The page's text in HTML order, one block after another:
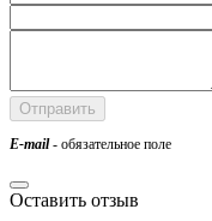
E-mail- обязательное поле
Оставить отзыв